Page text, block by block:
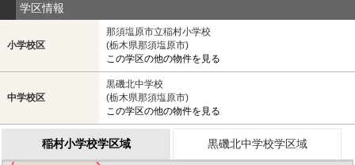
学区情報
小学校区
那須塩原市立稲村小学校
(栃木県那須塩原市)
この学区の他の物件を見る
中学校区
黒磯北中学校
(栃木県那須塩原市)
この学区の他の物件を見る
稲村小学校学区域 黒磯北中学校学区域